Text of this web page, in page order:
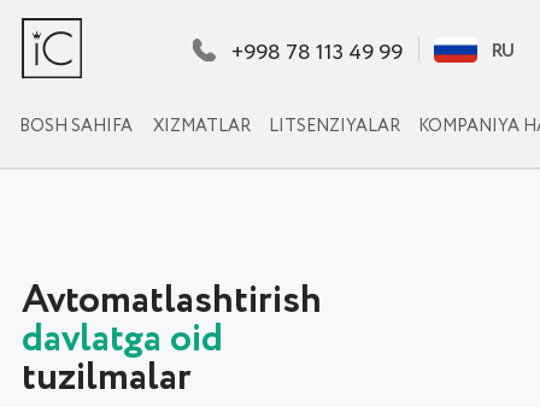
+998 78 113 49 99
O‘zbekiston vazirliklari, idoralari va davlat korxonalari
uchun Bitrix24 Quti versiyasi va Asterisk IP-ATS
tizimini joriy etmoqdamiz. Ma’lumotlar serveringizda
saqlanadi - to‘liq nazorat va xavfsizlik ostida.